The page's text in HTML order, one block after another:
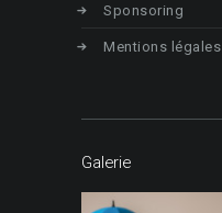
Sponsoring
Mentions légales
Galerie